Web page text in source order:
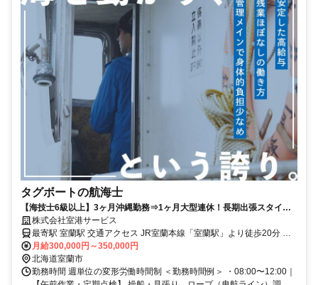
タグボートの航海士
【海技士6級以上】3ヶ月沖縄勤務⇒1ヶ月大型連休！長期出張スタイル
のタグボート航海士
株式会社室港サービス
最寄駅 室蘭駅 交通アクセス JR室蘭本線「室蘭駅」より徒歩20分 ※
上記は本社へのアクセス情報です。 中城湾を中心に作業を行いま
す。
月給300,000円～350,000円
北海道室蘭市
勤務時間 週単位の変形労働時間制 ＜勤務時間例＞ ・08:00〜12:00｜